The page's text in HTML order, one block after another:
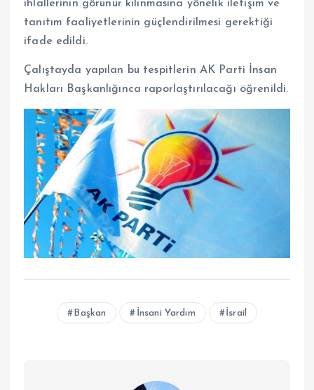
ihlallerinin görünür kılınmasına yönelik iletişim ve
tanıtım faaliyetlerinin güçlendirilmesi gerektiği
ifade edildi.
Çalıştayda yapılan bu tespitlerin AK Parti İnsan
Hakları Başkanlığınca raporlaştırılacağı öğrenildi.
Başkan İnsani Yardım İsrail